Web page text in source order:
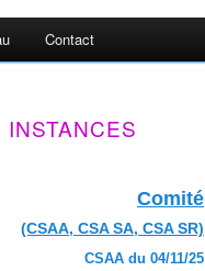
Contact
Comité
(CSAA, CSA SA, CSA SR)
CSAA du 04/11/25